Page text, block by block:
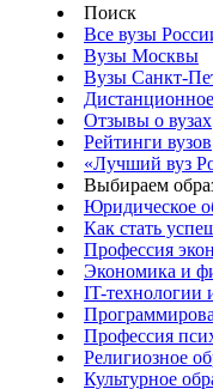
Поиск
Все вузы
Вузы Москвы
Вузы Санкт-
Отзывы о вузах
Рейтинги вузов
«Лучший вуз
Выбираем
Юридическое
Как стать
Профессия
Экономика и
IT-технологии
Профессия
Религиозное
Культурное